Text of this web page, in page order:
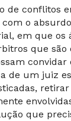
de conflitos
o
em que
que são
de um juiz
que